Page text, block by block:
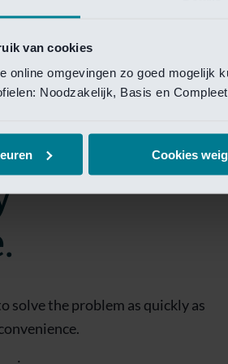
van cookies
online omgevingen zo goed mogelijk
Noodzakelijk, Basis en
Cookies
toegang te krijgen.
is
solve the problem as quickly as